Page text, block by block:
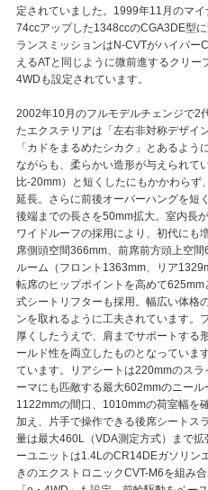
定されていました。1999年11月のマ
74ccアップした1348ccのCGA3DE型
ランスミッションはN-CVTがハイパー
えるATと同じように微前進するクリー
4WDも設定されています。
2002年10月のフルモデルチェンジで2
たエクステリアは「左右非対称デザイ
「カドをまるめたシカク」とあるよ
ながらも、柔らかい造形が与えられて
比-20mm）と短くしたにもかかわら
延長。さらに前後オーバーハングを短
後端までの長さを50mm拡大。室内長
ワイドルーフの採用により、初代にも
席側頭空間366mm、前席前方頭上空
ルーム（フロント1363mm、リア
転席のヒップポイントを高めて
式シートリフターも採用。幅広い体格
ンを取れるように工夫されています。
厚くしたうえで、肩までサポートする
ールド性を両立したものとなっていま
ています。リアシートは220mmのス
ーマにも匹敵する最大602mmのニー
1122mmの間口、1010mmの荷室幅を
加え、片手で操作できる後席シートス
量は最大460L（VDA測定方式）まで
ーユニットは1.4LのCR14DEガソリン
きのエクストロニックCVT-M6を組み